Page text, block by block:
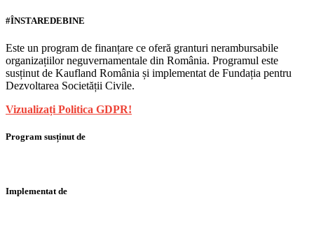
#ÎNSTAREDEBINE
Este un program de finanțare ce oferă granturi nerambursabile
organizațiilor neguvernamentale din România. Programul este
susținut de Kaufland România și implementat de Fundația pentru
Dezvoltarea Societății Civile.
Vizualizați Politica GDPR!
Program susținut de
Implementat de